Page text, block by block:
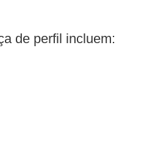
de perfil incluem: